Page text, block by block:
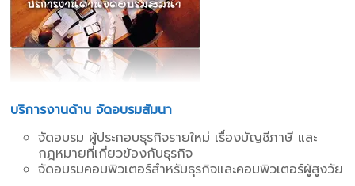
บริการงานด้าน จัดอบรมสัมนา
จัดอบรม ผู้ประกอบธุรกิจรายใหม่ เรื่องบัญชีภาษี และ
กฎหมายที่เกี่ยวข้องกับธุรกิจ
จัดอบรมคอมพิวเตอร์สำหรับธุรกิจและคอมพิวเตอร์ผู้สูงวัย